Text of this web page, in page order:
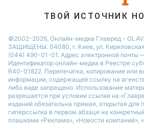
ТВОЙ ИСТОЧНИК
©2002-2026, Онлайн-медиа Главред -
ЗАЩИЩЕНЫ. 04080, г. Киев, ул.
(044) 490-01-01. Адрес электронной почты
Идентификатор онлайн-медиа в Реестре
R40-01822. Перепечатка, копирование или
информации, содержащей ссылку на
либо виде запрещено. Использование
разрешается при условии ссылки на
изданий обязательна прямая, открытая для
гиперссылка в первом абзаце на
плашками «Реклама», «Новости компаний»,